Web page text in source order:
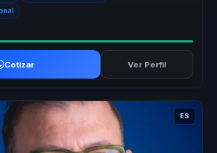
Cotizar Ver Perfil
ES